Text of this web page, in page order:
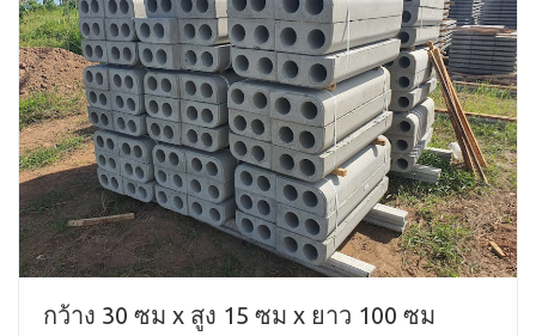
กว้าง 30 ซม x สูง 15 ซม x ยาว 100 ซม